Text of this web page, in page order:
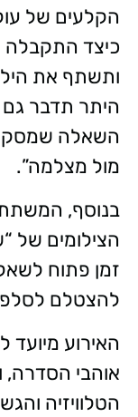
הקלעים של
כיצד
ותשתף את
היתר תדבר גם
השאלה
מול מצלמה”.
בנוסף,
הצילומים של
זמן פתוח
להצטלם
האירוע מיועד
אוהבי
הטלוויזיה